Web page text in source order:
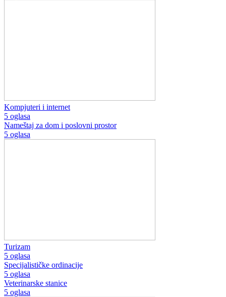
Kompjuteri i internet
5 oglasa
Nameštaj za dom i poslovni prostor
5 oglasa
Turizam
5 oglasa
Specijalističke ordinacije
5 oglasa
Veterinarske stanice
5 oglasa